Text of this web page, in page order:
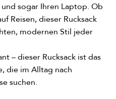
sogar Ihren Laptop. Ob
Reisen, dieser Rucksack
modernen Stil jeder
– dieser Rucksack ist das
die im Alltag nach
suchen.